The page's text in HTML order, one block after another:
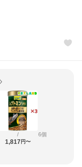
/ 6個
1,817円〜